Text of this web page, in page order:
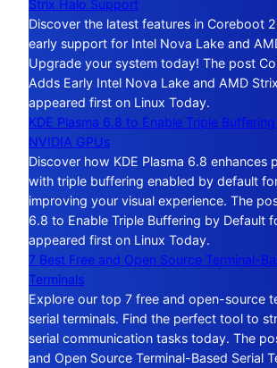
Strix Halo Support
Discover the latest features in Coreboot
early support for Intel Nova Lake and
Upgrade your system today! The post
Adds Early Intel Nova Lake and AMD
appeared first on Linux Today.
KDE Plasma 6.8 to Enable Triple
NVIDIA GPUs
Discover how KDE Plasma 6.8 enhances
with triple buffering enabled by default
improving your visual experience. The
6.8 to Enable Triple Buffering by Default
appeared first on Linux Today.
7 Best Free and Open Source Terminal-
Terminals
Explore our top 7 free and open-source
serial terminals. Find the perfect tool to
serial communication tasks today. The
and Open Source Terminal-Based Serial